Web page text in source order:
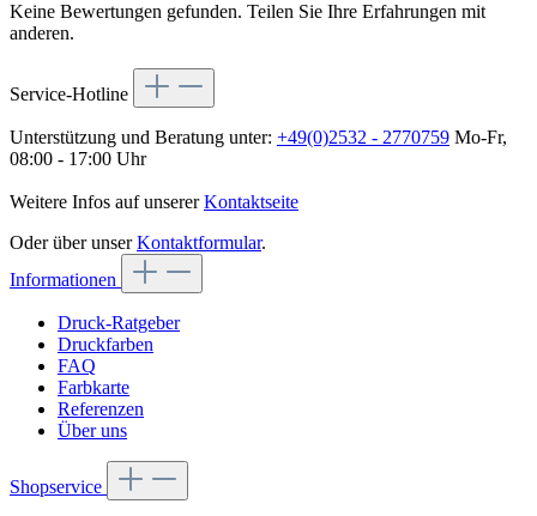
Keine Bewertungen gefunden. Teilen Sie Ihre Erfahrungen mit
anderen.
Service-Hotline
Unterstützung und Beratung unter: +49(0)2532 - 2770759 Mo-Fr,
08:00 - 17:00 Uhr
Weitere Infos auf unsererKontaktseite
Oder über unserKontaktformular.
Informationen
Druck-Ratgeber
Druckfarben
FAQ
Farbkarte
Referenzen
Über uns
Shopservice